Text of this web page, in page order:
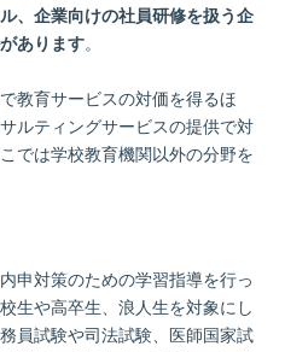
、企業向けの社員研修を扱う企
あります。
教育サービスの対価を得るほ
ルティングサービスの提供で対
では学校教育機関以外の分野を
申対策のための学習指導を行っ
生や高卒生、浪人生を対象にし
員試験や司法試験、医師国家試